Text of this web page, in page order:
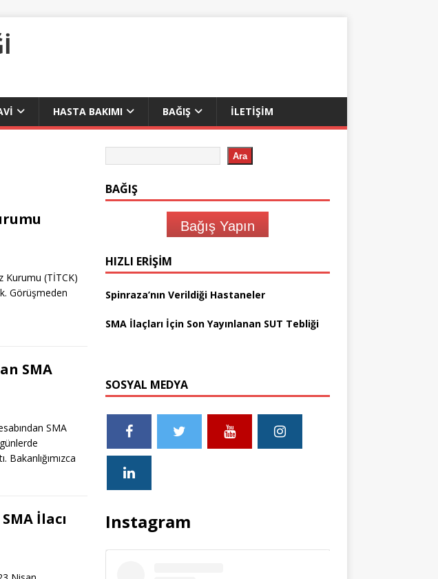
HASTA BAKIMI BAĞIŞ İLETIŞIM
Kurumu (TİTCK)
Görüşmeden
SMA
SMA
Bakanlığımızca
İlacı
Ara
BAĞIŞ
Bağış Yapın
HIZLI ERIŞIM
Spinraza’nın Verildiği Hastaneler
SMA İlaçları İçin Son Yayınlanan SUT Tebliği
SOSYAL MEDYA
Instagram